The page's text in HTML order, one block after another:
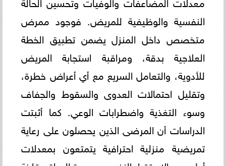
النفسية والوظيفية للمريض. فوجود ممرض
متخصص داخل المنزل يضمن تطبيق الخطة
العلاجية بدقة، ومراقبة استجابة المريض
للأدوية، والتعامل السريع مع أي أعراض خطرة،
وتقليل احتمالات العدوى والسقوط والجفاف
وسوء التغذية واضطرابات الوعي. كما أثبتت
الدراسات أن المرضى الذين يحصلون على رعاية
تمريضية منزلية احترافية يتمتعون بمعدلات